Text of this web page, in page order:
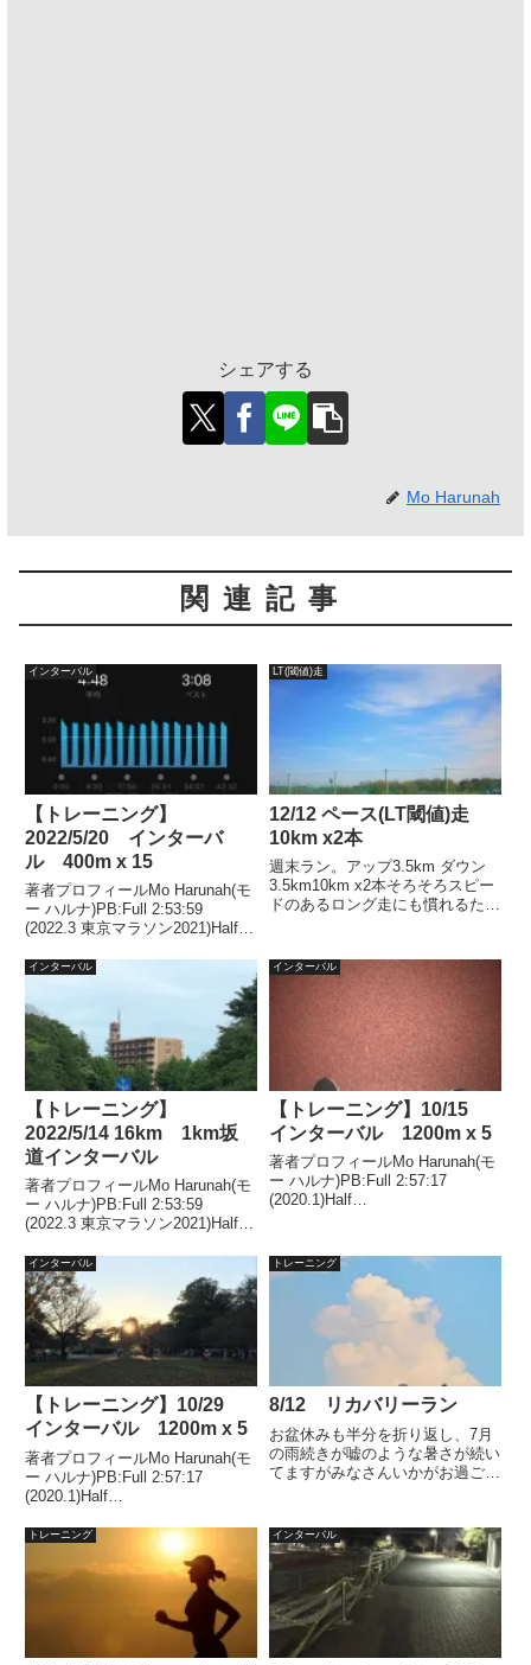
シェアする
Mo Harunah
関連記事
インターバル
【トレーニング】
2022/5/20 インターバ
ル 400m x 15
著者プロフィールMo Harunah(モ
ー ハルナ)PB:Full 2:53:59
(2022.3 東京マラソン2021)Half
2022年1月、2年連続50代サブス
LT(閾値)走
12/12 ペース(LT閾値)走
10km x2本
週末ラン。アップ3.5km ダウン
3.5km10km x2本そろそろスピー
ドのあるロング走にも慣れるため
って長いな～その考え方はマラソ
ンでのメンタル面がやられるんで
すよね！そういう意味でも距離感
に慣れるって大事だなー余計な事
考えず、走ることだけに集中出来
るメンタルが欲しいところです。
インターバル
【トレーニング】
2022/5/14 16km 1km坂
道インターバル
著者プロフィールMo Harunah(モ
ー ハルナ)PB:Full 2:53:59
(2022.3 東京マラソン2021)Half
2022年1月、2年連続50代サブス
リー達成。天気気温 25...
インターバル
【トレーニング】10/15
インターバル 1200m x 5
著者プロフィールMo Harunah(モ
ー ハルナ)PB:Full 2:57:17
(2020.1)Half
ード強化、心肺機能、VO2Max向
上。ターゲット1...
インターバル
【トレーニング】10/29
インターバル 1200m x 5
著者プロフィールMo Harunah(モ
ー ハルナ)PB:Full 2:57:17
(2020.1)Half
50代サブスリー達成。目的スピ
ード強化、心肺機能、VO2Max向
上。ターゲット1...
トレーニング
8/12 リカバリーラン
お盆休みも半分を折り返し、7月
の雨続きが嘘のような暑さが続い
てますがみなさんいかがお過ごし
が、午前と夕方に外出の用事があ
るため、リカバリーに変更です。
まぁ、この暑さなんで、3kmも...
トレーニング インターバル